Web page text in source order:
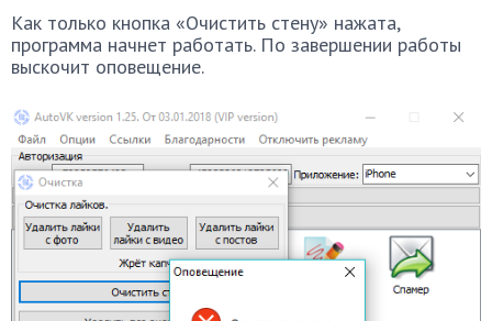
Как только кнопка «Очистить стену» нажата,
программа начнет работать. По завершении работы
выскочит оповещение.